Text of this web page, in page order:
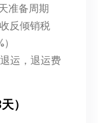
准备周期
反倾销税
运，退运费
）